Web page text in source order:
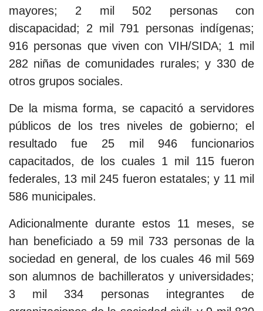
mayores; 2 mil 502 personas con
discapacidad; 2 mil 791 personas indígenas;
916 personas que viven con VIH/SIDA; 1 mil
282 niñas de comunidades rurales; y 330 de
otros grupos sociales.
De la misma forma, se capacitó a servidores
públicos de los tres niveles de gobierno; el
resultado fue 25 mil 946 funcionarios
capacitados, de los cuales 1 mil 115 fueron
federales, 13 mil 245 fueron estatales; y 11 mil
586 municipales.
Adicionalmente durante estos 11 meses, se
han beneficiado a 59 mil 733 personas de la
sociedad en general, de los cuales 46 mil 569
son alumnos de bachilleratos y universidades;
3 mil 334 personas integrantes de